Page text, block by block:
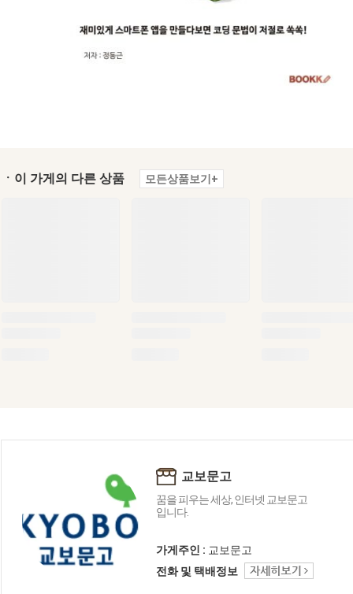
ㆍ이 가게의 다른 상품 모든상품보기+
교보문고
꿈을 피우는 세상, 인터넷 교보문고
입니다.
가게주인 : 교보문고
전화 및 택배정보